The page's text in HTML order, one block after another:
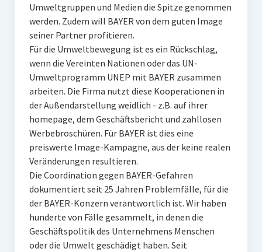
Umweltgruppen und Medien die Spitze genommen
werden. Zudem will BAYER von dem guten Image
seiner Partner profitieren.
Für die Umweltbewegung ist es ein Rückschlag,
wenn die Vereinten Nationen oder das UN-
Umweltprogramm UNEP mit BAYER zusammen
arbeiten. Die Firma nutzt diese Kooperationen in
der Außendarstellung weidlich - z.B. auf ihrer
homepage, dem Geschäftsbericht und zahllosen
Werbebroschüren. Für BAYER ist dies eine
preiswerte Image-Kampagne, aus der keine realen
Veränderungen resultieren.
Die Coordination gegen BAYER-Gefahren
dokumentiert seit 25 Jahren Problemfälle, für die
der BAYER-Konzern verantwortlich ist. Wir haben
hunderte von Fälle gesammelt, in denen die
Geschäftspolitik des Unternehmens Menschen
oder die Umwelt geschädigt haben. Seit